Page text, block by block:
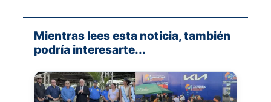
Mientras lees esta noticia, también
podría interesarte...